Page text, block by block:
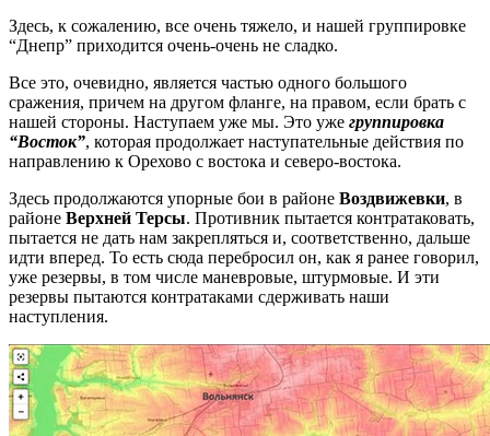
Здесь, к сожалению, все очень тяжело, и нашей группировке
“Днепр” приходится очень-очень не сладко.
Все это, очевидно, является частью одного большого
сражения, причем на другом фланге, на правом, если брать с
нашей стороны. Наступаем уже мы. Это уже группировка
“Восток”, которая продолжает наступательные действия по
направлению к Орехово с востока и северо-востока.
Здесь продолжаются упорные бои в районе Воздвижевки, в
районе Верхней Терсы. Противник пытается контратаковать,
пытается не дать нам закрепляться и, соответственно, дальше
идти вперед. То есть сюда перебросил он, как я ранее говорил,
уже резервы, в том числе маневровые, штурмовые. И эти
резервы пытаются контратаками сдерживать наши
наступления.